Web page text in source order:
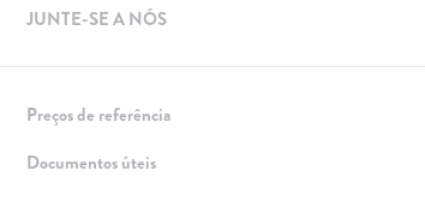
Carregar em Casa
Empresas
Rede de lojas
JUNTE-SE A NÓS
Preços de referência
Documentos úteis